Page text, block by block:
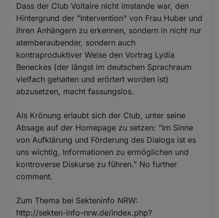
Dass der Club Voltaire nicht imstande war, den
Hintergrund der "Intervention" von Frau Huber und
ihren Anhängern zu erkennen, sondern in nicht nur
atemberaubender, sondern auch
kontraproduktiver Weise den Vortrag Lydia
Beneckes (der längst im deutschen Sprachraum
vielfach gehalten und erörtert worden ist)
abzusetzen, macht fassungslos.
Als Krönung erlaubt sich der Club, unter seine
Absage auf der Homepage zu setzen: "Im Sinne
von Aufklärung und Förderung des Dialogs ist es
uns wichtig, Informationen zu ermöglichen und
kontroverse Diskurse zu führen." No further
comment.
Zum Thema bei Sekteninfo NRW:
http://sekten-info-nrw.de/index.php?